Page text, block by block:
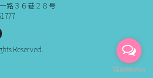
路３６巷２８号
Reserved.